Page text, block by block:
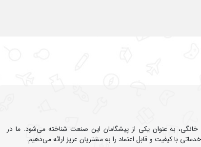
خانگی، به عنوان یکی از پیشگامان این صنعت شناخته می‌شود. ما در
با کیفیت و قابل اعتماد را به مشتریان عزیز ارائه می‌دهیم.